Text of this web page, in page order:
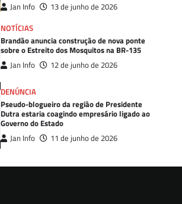
Jan Info
13 de junho de 2026
NOTÍCIAS
Brandão anuncia construção de nova ponte
sobre o Estreito dos Mosquitos na BR-135
Jan Info 12 de junho de 2026
DENÚNCIA
Pseudo-blogueiro da região de Presidente
Dutra estaria coagindo empresário ligado ao
Governo do Estado
Jan Info 11 de junho de 2026